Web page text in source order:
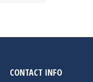
CONTACT INFO